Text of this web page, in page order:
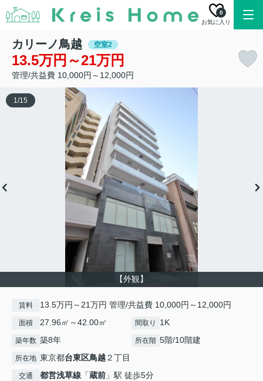
お気に入り
0
カリーノ鳥越 空室2
13.5万円～21万円
管理/共益費 10,000円～12,000円
【外観】
1/15
賃料 13.5万円～21万円 管理/共益費 10,000円～12,000円
面積 27.96㎡～42.00㎡ 間取り 1K
築年数 築8年 所在階 5階/10階建
所在地 東京都台東区鳥越２丁目
交通 都営浅草線 「蔵前 」駅 徒歩5分